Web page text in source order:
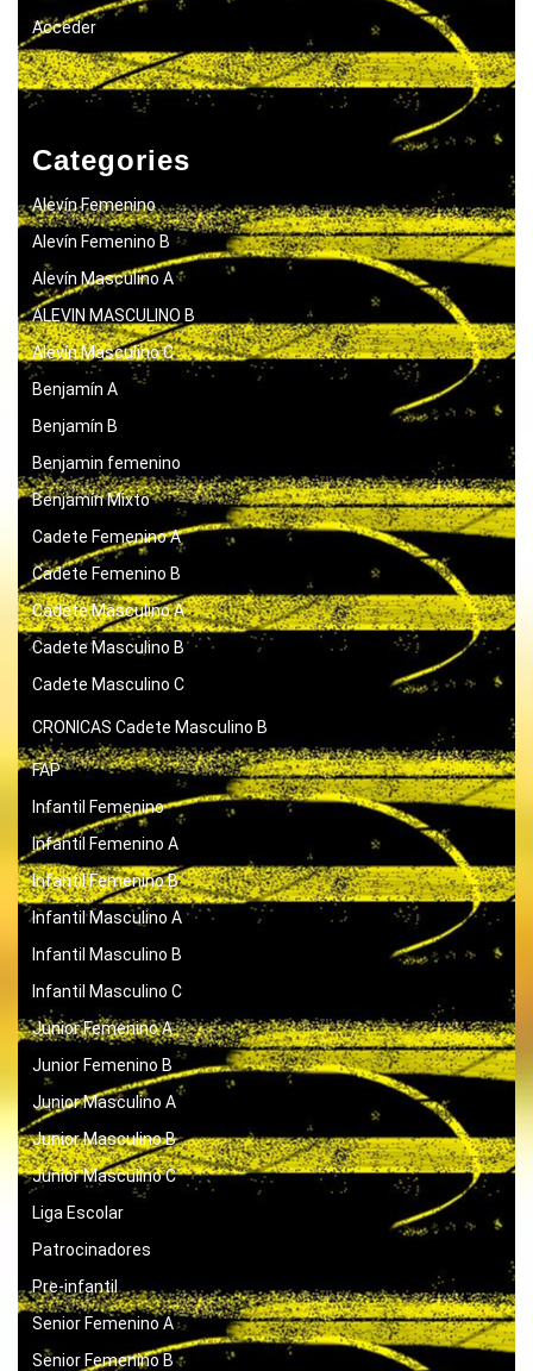
Acceder
Categories
Alevín Femenino
Alevín Femenino B
Alevín Masculino A
ALEVIN MASCULINO B
Alevín Masculino C
Benjamín A
Benjamín B
Benjamin femenino
Benjamín Mixto
Cadete Femenino A
Cadete Femenino B
Cadete Masculino A
Cadete Masculino B
Cadete Masculino C
CRONICAS Cadete Masculino B
FAP
Infantil Femenino
Infantil Femenino A
Infantil Femenino B
Infantil Masculino A
Infantil Masculino B
Infantil Masculino C
Junior Femenino A
Junior Femenino B
Junior Masculino A
Junior Masculino B
Junior Masculino C
Liga Escolar
Patrocinadores
Pre-infantil
Senior Femenino A
Senior Femenino B